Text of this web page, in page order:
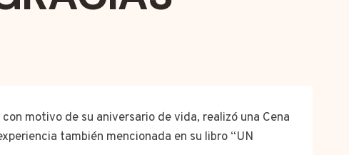
motivo de su aniversario de vida, realizó una Cena
también mencionada en su libro “UN